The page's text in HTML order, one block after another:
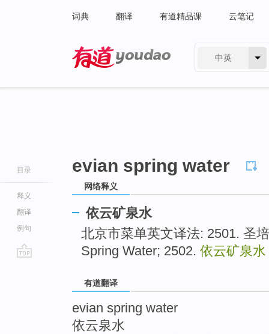
词典 翻译 有道精品课 云笔记
中英
目录
释义
翻译
例句
evian spring water
网络释义
依云矿泉水
北京市菜单英文译法: 2501. 圣
Spring Water; 2502. 依云矿泉水
有道翻译
evian spring water
依云泉水